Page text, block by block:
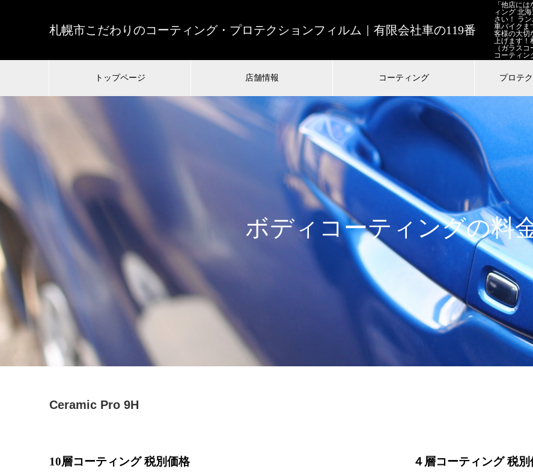
札幌市こだわりのコーティング・プロテクションフィルム｜有限会社車の119番
「他店に
ィング 北
さい！ ラ
車バイクま
客様の大切
上げます！
（ガラス
コーティン
トップページ 店舗情報 コーティング プロテ
ボディコーティングの料
Ceramic Pro 9H
10層コーティング 税別価格 ４層コーティング 税別